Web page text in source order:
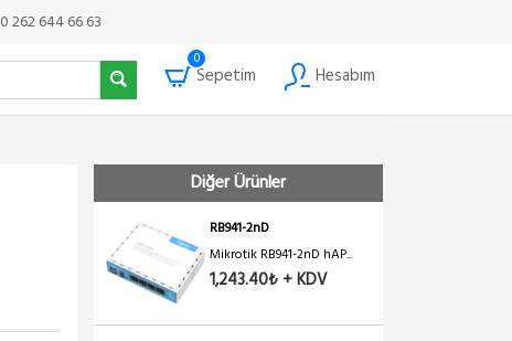
0 262 644 66 63
0
Sepetim Hesabım
Diğer Ürünler
RB941-2nD
Mikrotik RB941-2nD hAP...
1,243.40₺ + KDV